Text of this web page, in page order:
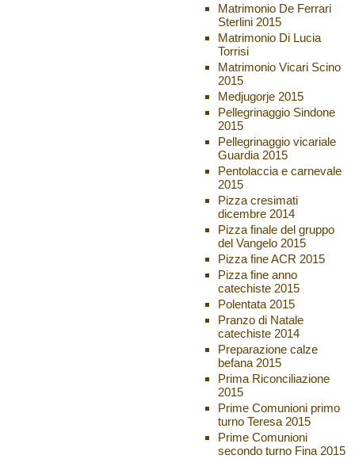
Matrimonio De Ferrari
Sterlini 2015
Matrimonio Di Lucia
Torrisi
Matrimonio Vicari Scino
2015
Medjugorje 2015
Pellegrinaggio Sindone
2015
Pellegrinaggio vicariale
Guardia 2015
Pentolaccia e carnevale
2015
Pizza cresimati
dicembre 2014
Pizza finale del gruppo
del Vangelo 2015
Pizza fine ACR 2015
Pizza fine anno
catechiste 2015
Polentata 2015
Pranzo di Natale
catechiste 2014
Preparazione calze
befana 2015
Prima Riconciliazione
2015
Prime Comunioni primo
turno Teresa 2015
Prime Comunioni
secondo turno Fina 2015